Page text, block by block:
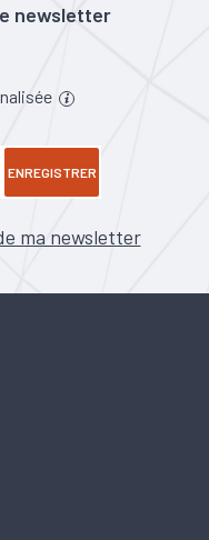
newsletter
ENREGISTRER
ma newsletter